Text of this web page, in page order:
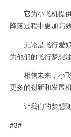
它为小飞机提供
降落过程中更加高
无论是飞行爱好
为他们的飞行梦想
相信未来，小飞
更多的创新和发展机
让我们的梦想随
#3#